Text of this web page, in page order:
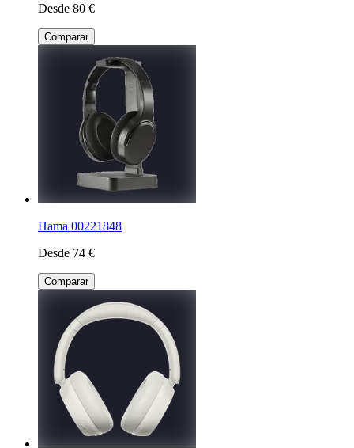
Desde 80 €
Comparar
Hama 00221848
Desde 74 €
Comparar